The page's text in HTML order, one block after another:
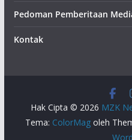
Pedoman Pemberitaan
Kontak
Hak Cipta © 2026 MZK
Tema: ColorMagoleh